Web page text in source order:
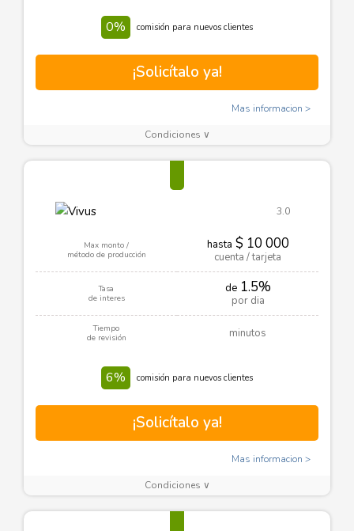
0% comisión para nuevos clientes
¡Solicítalo ya!
Mas informacion
Condiciones ∨
3.0
Max monto /
método de producción
hasta $ 10 000
cuenta / tarjeta
Tasa
de interes
de1.5%
por dia
Tiempo
de revisión
minutos
6% comisión para nuevos clientes
¡Solicítalo ya!
Mas informacion
Condiciones ∨